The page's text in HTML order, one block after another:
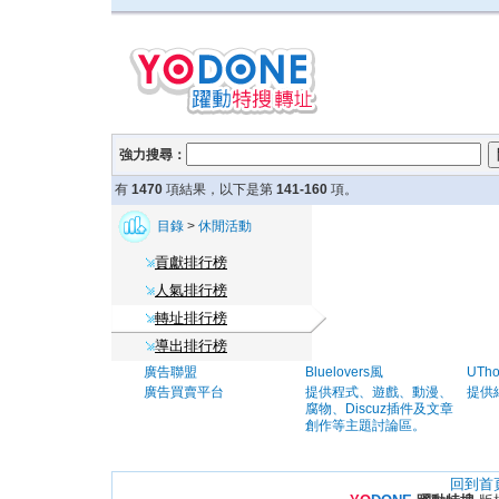
強力搜尋：
有 1470 項結果，以下是第 141-160 項。
目錄 > 休閒活動
貢獻排行榜
人氣排行榜
轉址排行榜
導出排行榜
廣告聯盟
廣告買賣平台
Bluelovers風
提供程式、遊戲、動漫、
腐物、Discuz插件及文章
創作等主題討論區。
提供
回到首